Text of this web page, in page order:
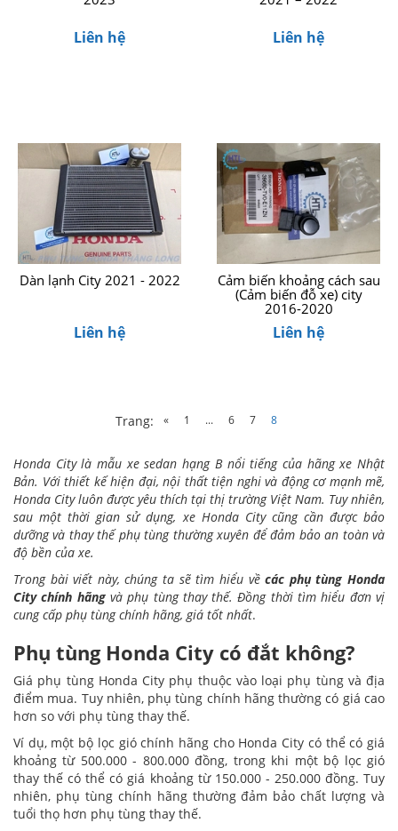
Liên hệ Liên hệ
Dàn lạnh City 2021 - 2022
Liên hệ
Cảm biến khoảng cách sau
(Cảm biến đỗ xe) city
2016-2020
Liên hệ
Trang: « 1 ... 6 7 8
Honda City là mẫu xe sedan hạng B nổi tiếng của hãng xe Nhật
Bản. Với thiết kế hiện đại, nội thất tiện nghi và động cơ mạnh mẽ,
Honda City luôn được yêu thích tại thị trường Việt Nam. Tuy nhiên,
sau một thời gian sử dụng, xe Honda City cũng cần được bảo
dưỡng và thay thế phụ tùng thường xuyên để đảm bảo an toàn và
độ bền của xe.
Trong bài viết này, chúng ta sẽ tìm hiểu vềcác phụ tùng Honda
City chính hãngvà phụ tùng thay thế. Đồng thời tìm hiểu đơn vị
cung cấp phụ tùng chính hãng, giá tốt nhất.
Phụ tùng Honda City có đắt không?
Giá phụ tùng Honda City phụ thuộc vào loại phụ tùng và địa
điểm mua. Tuy nhiên, phụ tùng chính hãng thường có giá cao
hơn so với phụ tùng thay thế.
Ví dụ, một bộ lọc gió chính hãng cho Honda City có thể có giá
khoảng từ 500.000 - 800.000 đồng, trong khi một bộ lọc gió
thay thế có thể có giá khoảng từ 150.000 - 250.000 đồng. Tuy
nhiên, phụ tùng chính hãng thường đảm bảo chất lượng và
tuổi thọ hơn phụ tùng thay thế.